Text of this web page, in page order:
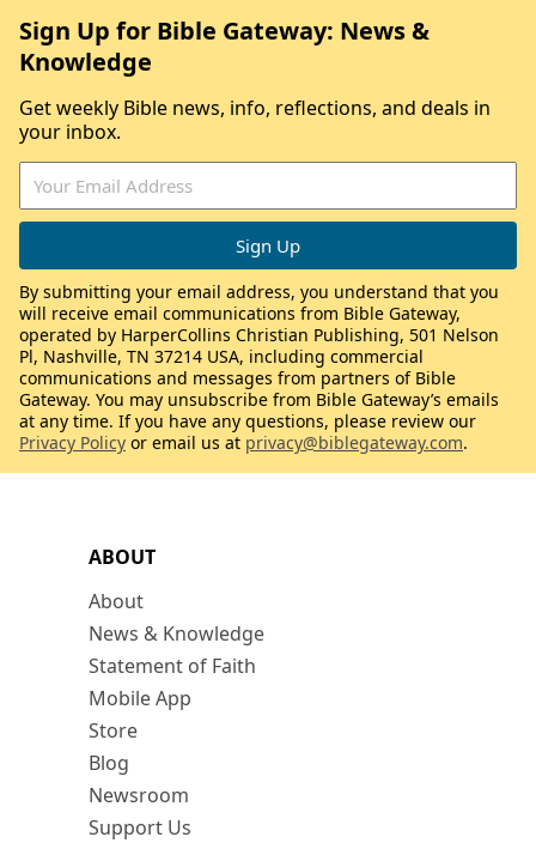
ABOUT
About
News & Knowledge
Statement of Faith
Mobile App
Store
Blog
Newsroom
Support Us
Sign Up for Bible Gateway: News &
Knowledge
Get weekly Bible news, info, reflections, and deals in
your inbox.
By submitting your email address, you understand that you
will receive email communications from Bible Gateway,
operated by HarperCollins Christian Publishing, 501 Nelson
Pl, Nashville, TN 37214 USA, including commercial
communications and messages from partners of Bible
Gateway. You may unsubscribe from Bible Gateway’s emails
at any time. If you have any questions, please review our
Privacy Policy or email us at privacy@biblegateway.com.